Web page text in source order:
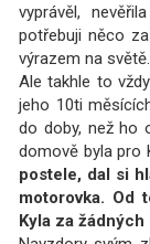
vyprávěl,
potřebuji něco
výrazem na
Ale takhle to
jeho 10ti
do doby, než ho
domově byla pro
postele, dal si
motorovka. Od
Kyla za